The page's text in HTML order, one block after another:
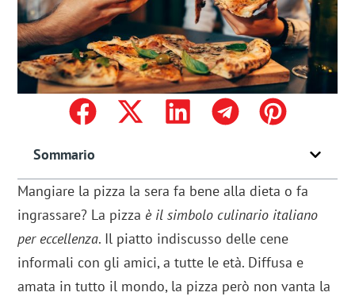
Sommario
Mangiare la pizza la sera fa bene alla dieta o fa
ingrassare? La pizza è il simbolo culinario italiano
per eccellenza. Il piatto indiscusso delle cene
informali con gli amici, a tutte le età. Diffusa e
amata in tutto il mondo, la pizza però non vanta la